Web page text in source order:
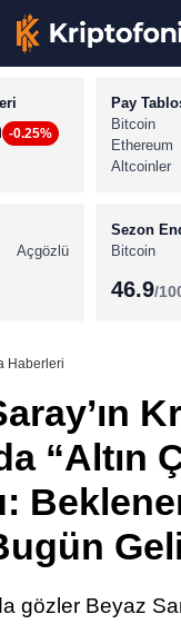
-0.25%
Pay
Bitcoin
Ethereum
Altcoinler
Açgözlü
Sezon
Bitcoin
46.9/
Haberleri
“Altın
gözler Beyaz